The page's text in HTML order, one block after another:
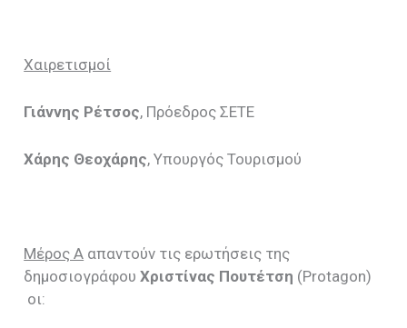
Χαιρετισμοί
Γιάννης Ρέτσος, Πρόεδρος ΣΕΤΕ
Χάρης Θεοχάρης, Υπουργός Τουρισμού
Μέρος Α απαντούν τις ερωτήσεις της
δημοσιογράφουΧριστίνας Πουτέτση (Protagon)
οι: